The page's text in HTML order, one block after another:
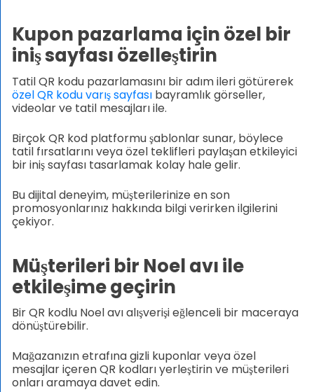
Kupon pazarlama için özel bir
iniş sayfası özelleştirin
Tatil QR kodu pazarlamasını bir adım ileri götürerek
özel QR kodu varış sayfasıbayramlık görseller,
videolar ve tatil mesajları ile.
Birçok QR kod platformu şablonlar sunar, böylece
tatil fırsatlarını veya özel teklifleri paylaşan etkileyici
bir iniş sayfası tasarlamak kolay hale gelir.
Bu dijital deneyim, müşterilerinize en son
promosyonlarınız hakkında bilgi verirken ilgilerini
çekiyor.
Müşterileri bir Noel avı ile
etkileşime geçirin
Bir QR kodlu Noel avı alışverişi eğlenceli bir maceraya
dönüştürebilir.
Mağazanızın etrafına gizli kuponlar veya özel
mesajlar içeren QR kodları yerleştirin ve müşterileri
onları aramaya davet edin.